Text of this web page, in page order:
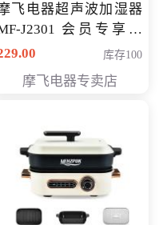
飞电器超声波加湿器
J2301 会员专享价
元
库存100
摩飞电器专卖店